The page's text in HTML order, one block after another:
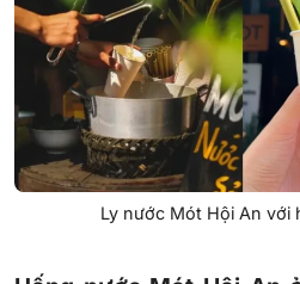
Ly nước Mót Hội An với